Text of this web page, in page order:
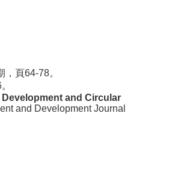
，頁64-78。
and Circular
and Development Journal